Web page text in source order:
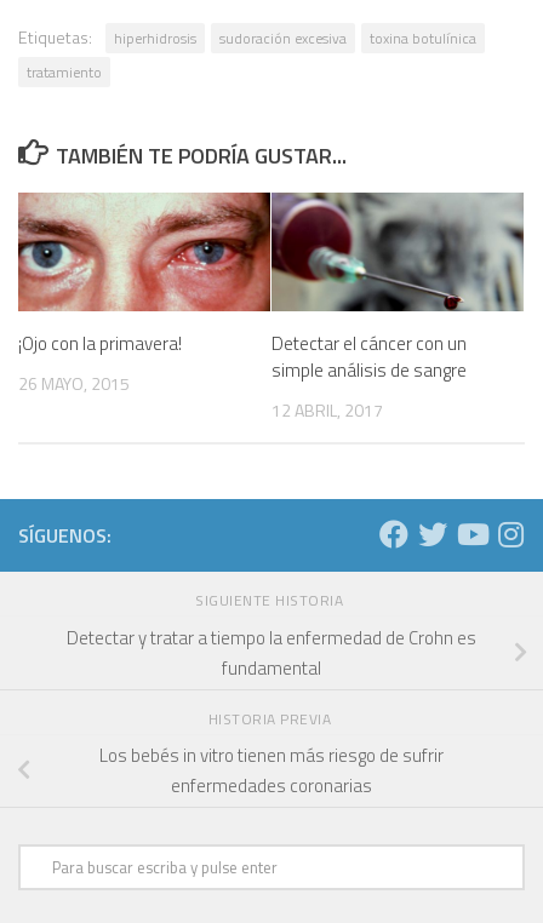
Etiquetas: hiperhidrosis sudoración excesiva
toxina botulínica
tratamiento
TAMBIÉN TE PODRÍA GUSTAR...
¡Ojo con la primavera!
26 MAYO, 2015
Detectar el cáncer con un
simple análisis de sangre
12 ABRIL, 2017
SÍGUENOS:
SIGUIENTE HISTORIA
Detectar y tratar a tiempo la enfermedad de Crohn es
fundamental
HISTORIA PREVIA
Los bebés in vitro tienen más riesgo de sufrir
enfermedades coronarias